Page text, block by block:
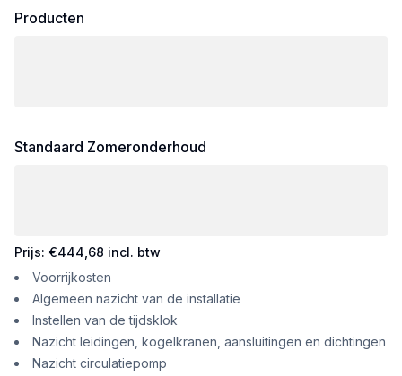
Producten
Standaard Zomeronderhoud
Prijs: €444,68 incl. btw
Voorrijkosten
Algemeen nazicht van de installatie
Instellen van de tijdsklok
Nazicht leidingen, kogelkranen, aansluitingen en dichtingen
Nazicht circulatiepomp